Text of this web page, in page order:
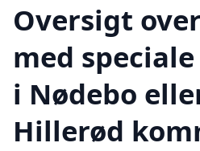
Oversigt
med
i Nødebo
Hillerød